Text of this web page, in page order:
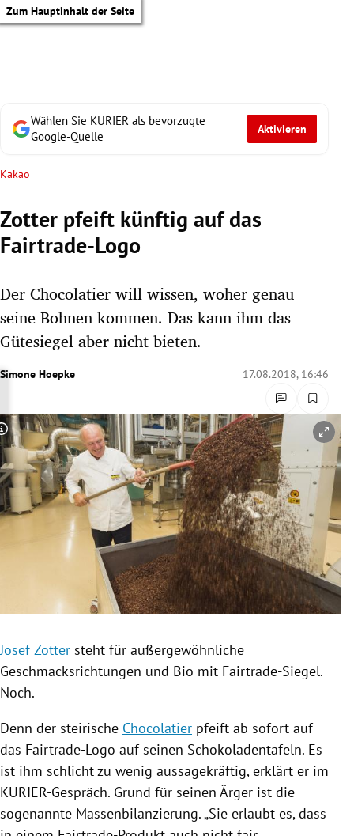
Zum Hauptinhalt der Seite
Untermenü
Untermenü
Untermenü
Untermenü
Untermenü
Untermenü
Untermenü
Untermenü
Wählen Sie KURIER als bevorzugte
Google-Quelle
Aktivieren
Kakao
Zotter pfeift künftig auf das
Fairtrade-Logo
Der Chocolatier will wissen, woher genau
seine Bohnen kommen. Das kann ihm das
Gütesiegel aber nicht bieten.
Simone Hoepke 17.08.2018, 16:46
Copyright-Hinweis öffnen/schließen
Josef Zotter steht für außergewöhnliche
Geschmacksrichtungen und Bio mit Fairtrade-Siegel.
Noch.
Denn der steirische Chocolatier pfeift ab sofort auf
das Fairtrade-Logo auf seinen Schokoladentafeln. Es
ist ihm schlicht zu wenig aussagekräftig, erklärt er im
KURIER-Gespräch. Grund für seinen Ärger ist die
sogenannte Massenbilanzierung. „Sie erlaubt es, dass